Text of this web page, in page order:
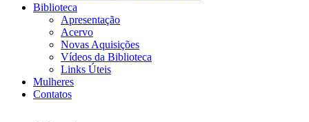
Biblioteca
Apresentação
Acervo
Novas Aquisições
Vídeos da Biblioteca
Links Úteis
Mulheres
Contatos